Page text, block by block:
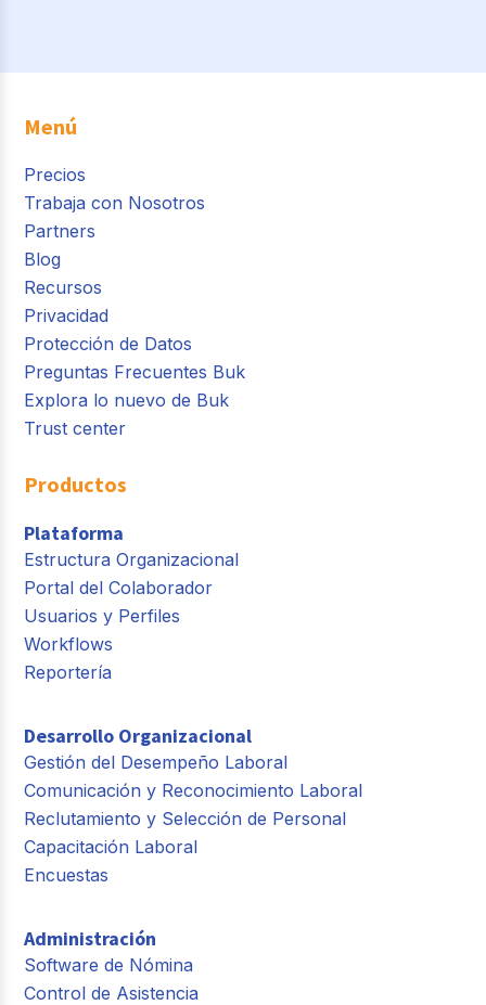
Menú
Precios
Trabaja con Nosotros
Partners
Blog
Recursos
Privacidad
Protección de Datos
Preguntas Frecuentes Buk
Explora lo nuevo de Buk
Trust center
Productos
Plataforma
Estructura Organizacional
Portal del Colaborador
Usuarios y Perfiles
Workflows
Reportería
Desarrollo Organizacional
Gestión del Desempeño Laboral
Comunicación y Reconocimiento Laboral
Reclutamiento y Selección de Personal
Capacitación Laboral
Encuestas
Administración
Software de Nómina
Control de Asistencia